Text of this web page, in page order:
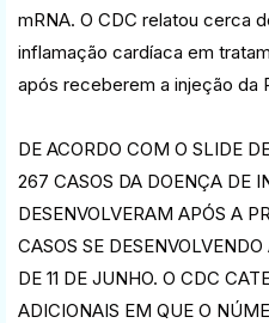
mRNA. O CDC relatou cerca
inflamação cardíaca em
após receberem a injeção da
DE ACORDO COM O SLIDE
267 CASOS DA DOENÇA DE
DESENVOLVERAM APÓS A
CASOS SE
DE 11 DE JUNHO. O CDC
ADICIONAIS EM QUE O